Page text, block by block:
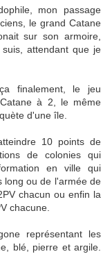
mon passage
le grand Catane
sur son armoire,
attendant que je
finalement, le jeu
à 2, le même
d'une île.
10 points de
de colonies qui
en ville qui
long ou de l'armée de
chacun ou enfin la
chacune.
représentant les
blé, pierre et argile.